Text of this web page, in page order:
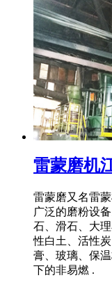
雷蒙磨机
雷蒙磨又名雷
广泛的磨粉设
石、滑石、大
性白土、活性
膏、玻璃、保
下的非易燃 .